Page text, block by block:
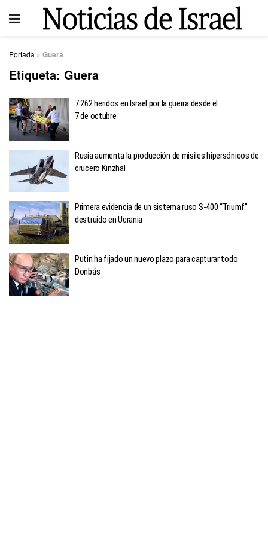
Portada » Guera
Etiqueta: Guera
7.262 heridos en Israel por la guerra desde el
7 de octubre
Rusia aumenta la producción de misiles hipersónicos de
crucero Kinzhal
Primera evidencia de un sistema ruso S-400 “Triumf”
destruido en Ucrania
Putin ha fijado un nuevo plazo para capturar todo
Donbás